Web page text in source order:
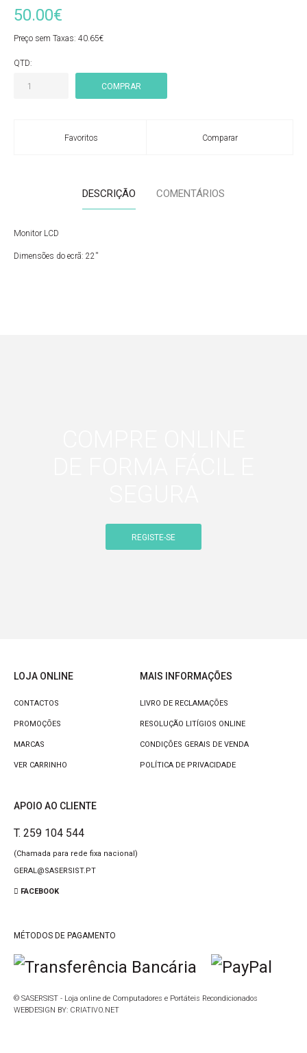
50.00€
Preço sem Taxas: 40.65€
QTD:
Favoritos Comparar
DESCRIÇÃO COMENTÁRIOS
Monitor LCD
Dimensões do ecrã: 22''
REGISTE-SE
LOJA ONLINE
CONTACTOS
PROMOÇÕES
MARCAS
VER CARRINHO
MAIS INFORMAÇÕES
LIVRO DE RECLAMAÇÕES
RESOLUÇÃO LITÍGIOS ONLINE
CONDIÇÕES GERAIS DE VENDA
POLÍTICA DE PRIVACIDADE
APOIO AO CLIENTE
T. 259 104 544
(Chamada para rede fixa nacional)
GERAL@SASERSIST.PT
FACEBOOK
MÉTODOS DE PAGAMENTO
© SASERSIST - Loja online de Computadores e Portáteis Recondicionados
WEBDESIGN BY: CRIATIVO.NET